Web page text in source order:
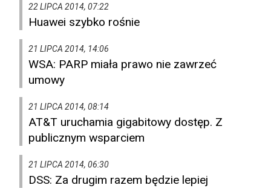
22 LIPCA 2014, 07:22
Huawei szybko rośnie
21 LIPCA 2014, 14:06
WSA: PARP miała prawo nie zawrzeć
umowy
21 LIPCA 2014, 08:14
AT&T uruchamia gigabitowy dostęp. Z
publicznym wsparciem
21 LIPCA 2014, 06:30
DSS: Za drugim razem będzie lepiej